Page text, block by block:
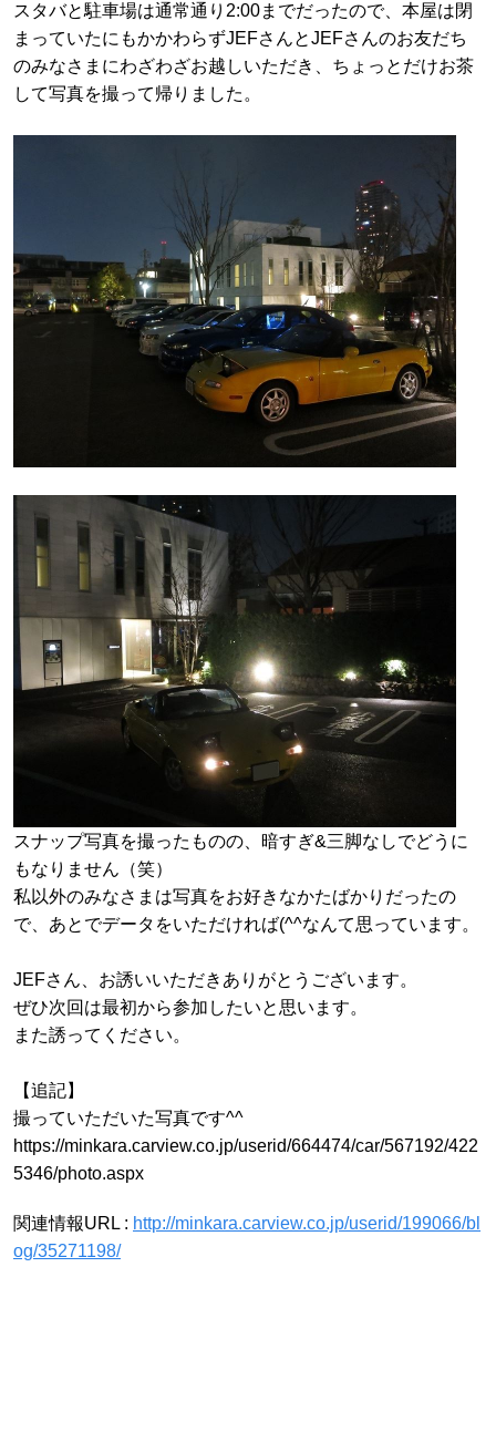
スタバと駐車場は通常通り2:00までだったので、本屋は閉
まっていたにもかかわらずJEFさんとJEFさんのお友だち
のみなさまにわざわざお越しいただき、ちょっとだけお茶
して写真を撮って帰りました。
スナップ写真を撮ったものの、暗すぎ&三脚なしでどうに
もなりません（笑）
私以外のみなさまは写真をお好きなかたばかりだったの
で、あとでデータをいただければ(^^なんて思っています。
JEFさん、お誘いいただきありがとうございます。
ぜひ次回は最初から参加したいと思います。
また誘ってください。
【追記】
撮っていただいた写真です^^
https://minkara.carview.co.jp/userid/664474/car/567192/422
5346/photo.aspx
関連情報URL : http://minkara.carview.co.jp/userid/199066/bl
og/35271198/